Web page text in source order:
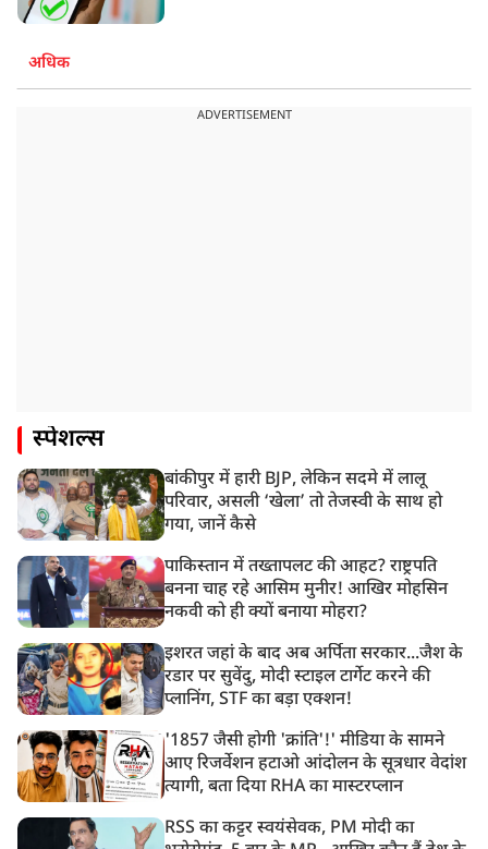
अधिक
ADVERTISEMENT
स्पेशल्स
बांकीपुर में हारी BJP, लेकिन सदमे में लालू
परिवार, असली ‘खेला’ तो तेजस्वी के साथ हो
गया, जानें कैसे
पाकिस्तान में तख्तापलट की आहट? राष्ट्रपति
बनना चाह रहे आसिम मुनीर! आखिर मोहसिन
नकवी को ही क्यों बनाया मोहरा?
इशरत जहां के बाद अब अर्पिता सरकार...जैश के
रडार पर सुवेंदु, मोदी स्टाइल टार्गेट करने की
प्लानिंग, STF का बड़ा एक्शन!
'1857 जैसी होगी 'क्रांति'!' मीडिया के सामने
आए रिजर्वेशन हटाओ आंदोलन के सूत्रधार वेदांश
त्यागी, बता दिया RHA का मास्टरप्लान
RSS का कट्टर स्वयंसेवक, PM मोदी का